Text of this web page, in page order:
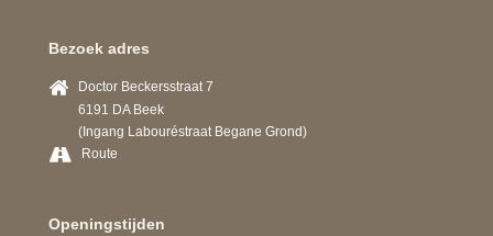
Bezoek adres
Doctor Beckersstraat 7
6191 DA Beek
(Ingang Labouréstraat Begane Grond)
Route
Openingstijden